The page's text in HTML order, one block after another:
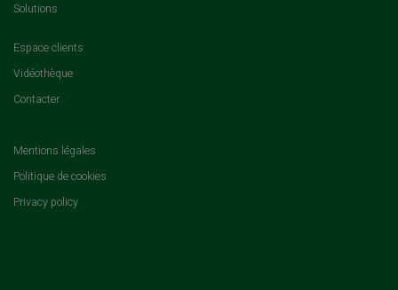
Solutions
Espace clients
Vidéothèque(current)
Contacter(current)
Mentions légales
Politique de cookies
Privacy policy